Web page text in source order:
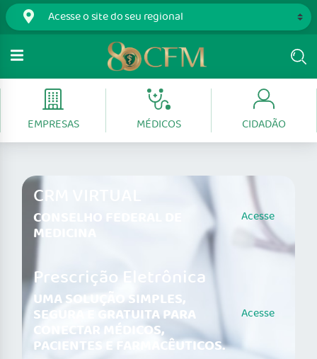
EMPRESAS MÉDICOS CIDADÃO
CRM VIRTUAL
CONSELHO FEDERAL DE
MEDICINA
Acesse
Prescrição Eletrônica
UMA SOLUÇÃO SIMPLES,
SEGURA E GRATUITA PARA
CONECTAR MÉDICOS,
PACIENTES E FARMACÊUTICOS.
Acesse